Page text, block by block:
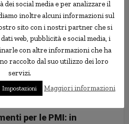
per le PMI: in
social media e per analizzare il
inoltre alcuni informazioni sul
sito con i nostri partner che si
web, pubblicità e social media, i
con altre informazioni che ha
raccolto dal suo utilizzo dei loro
servizi.
Impostazioni Maggiori informazioni